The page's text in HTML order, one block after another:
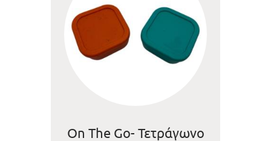
On The Go- Τετράγωνο